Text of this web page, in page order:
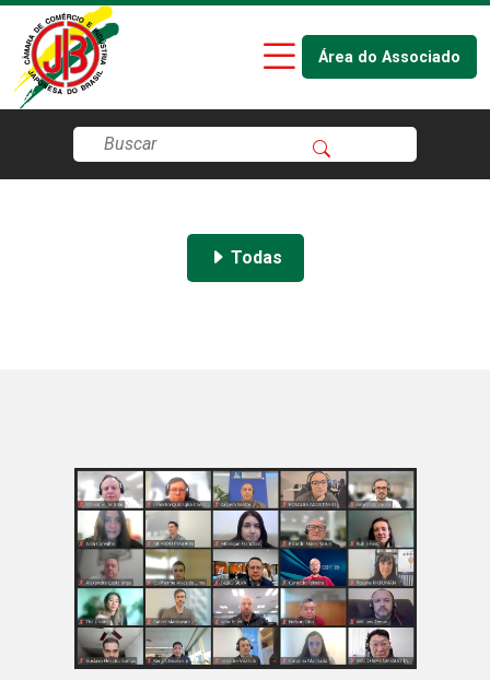
Área do Associado
Todas